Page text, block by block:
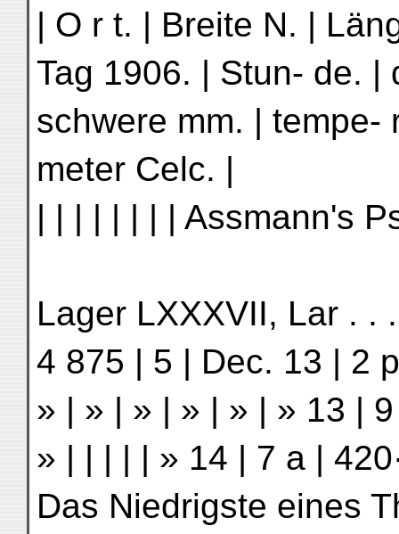
| O r t. | Breite N. |
Tag 1906. | Stun- de. |
schwere mm. | tempe-
meter Celc. |
| | | | | | | | Assmann's
Lager LXXXVII, Lar . . .
4 875 | 5 | Dec. 13 | 2
» | » | » | » | » | » 13 |
» | | | | | » 14 | 7 a |
Das Niedrigste eines